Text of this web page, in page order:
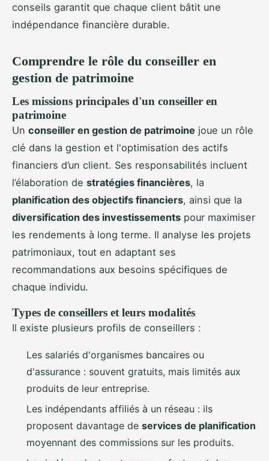
conseils garantit que chaque client bâtit une
indépendance financière durable.
Comprendre le rôle du conseiller en
gestion de patrimoine
Les missions principales d'un conseiller en
patrimoine
Un conseiller en gestion de patrimoine joue un rôle
clé dans la gestion et l'optimisation des actifs
financiers d’un client. Ses responsabilités incluent
l’élaboration de stratégies financières, la
planification des objectifs financiers, ainsi que la
diversification des investissements pour maximiser
les rendements à long terme. Il analyse les projets
patrimoniaux, tout en adaptant ses
recommandations aux besoins spécifiques de
chaque individu.
Types de conseillers et leurs modalités
Il existe plusieurs profils de conseillers :
Les salariés d'organismes bancaires ou
d'assurance : souvent gratuits, mais limités aux
produits de leur entreprise.
Les indépendants affiliés à un réseau : ils
proposent davantage de services de planification
moyennant des commissions sur les produits.